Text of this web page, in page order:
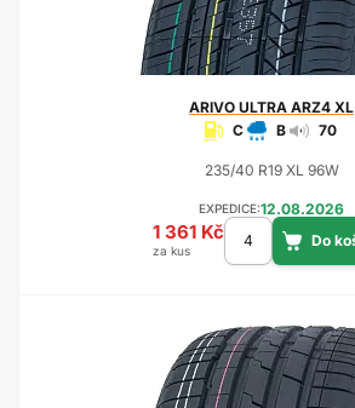
ARIVO ULTRA ARZ4 XL
C
B 70
235/40 R19 XL 96W
EXPEDICE:12.08.2026
1 361 Kč
za kus